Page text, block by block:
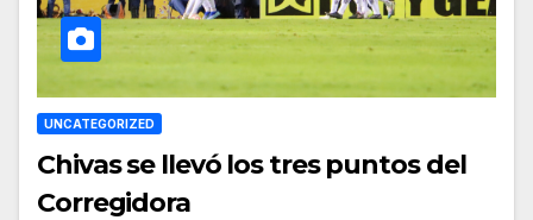
UNCATEGORIZED
Chivas se llevó los tres puntos del
Corregidora